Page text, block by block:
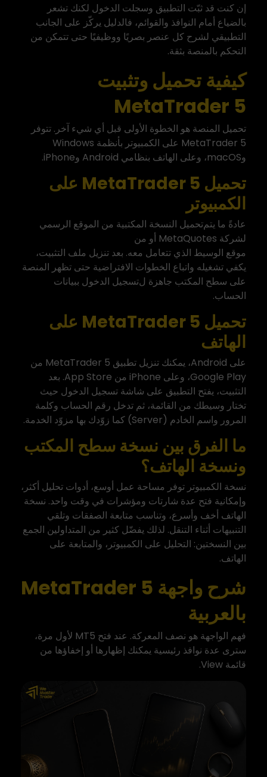
إن كنت قد ثبّت التطبيق وسجلت الدخول لكنك تشعر
بالضياع أمام النوافذ والقوائم، فالدليل يركّز على الجانب
التطبيقي لشرح كل عنصر بصريًا ووظيفيًا حتى تتمكن من
التحكم بالمنصة بثقة.
كيفية تحميل وتثبيت
MetaTrader 5
تحميل المنصة هو الخطوة الأولى قبل أي شيء آخر. تتوفر
MetaTrader 5 على الكمبيوتر بأنظمة Windows
وmacOS، وعلى الهاتف بنظامي Android وiPhone.
تحميل MetaTrader 5 على
الكمبيوتر
عادةً ما يتمتحميل النسخة المكتبية من الموقع الرسمي
لشركة MetaQuotes أو من
موقع الوسيط الذي تتعامل معه. بعد تنزيل ملف التثبيت،
يكفي تشغيله واتباع الخطوات الافتراضية حتى تظهر المنصة
على سطح المكتب جاهزة لتسجيل الدخول ببيانات
الحساب.
تحميل MetaTrader 5 على
الهاتف
على Android، يمكنك تنزيل تطبيق MetaTrader 5 من
Google Play، وعلى iPhone من App Store. بعد
التثبيت، يفتح التطبيق على شاشة تسجيل الدخول حيث
تختار وسيطك من القائمة، ثم تدخل رقم الحساب وكلمة
المرور واسم الخادم (Server) كما زوّدك بها مزوّد الخدمة.
ما الفرق بين نسخة سطح المكتب
ونسخة الهاتف؟
نسخة الكمبيوتر توفر مساحة عمل أوسع، أدوات تحليل أكثر،
وإمكانية فتح عدة شارتات ومؤشرات في وقت واحد. نسخة
الهاتف أخف وأسرع، وتناسب متابعة الصفقات وتلقي
التنبيهات أثناء التنقل. لذلك يفضّل كثير من المتداولين الجمع
بين النسختين: التحليل على الكمبيوتر، والمتابعة على
الهاتف.
شرح واجهة MetaTrader 5
بالعربية
فهم الواجهة هو نصف المعركة. عند فتح MT5 لأول مرة،
سترى عدة نوافذ رئيسية يمكنك إظهارها أو إخفاؤها من
قائمة View.